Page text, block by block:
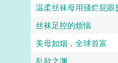
丝袜足控的烦恼
美母如烟，全球首富